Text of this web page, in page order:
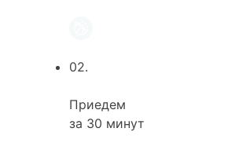
02.
Приедем
за 30 минут